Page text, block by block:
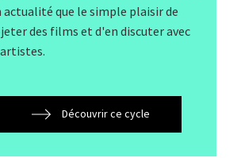
actualité que le simple plaisir de
des films et d'en discuter avec
Découvrir ce cycle